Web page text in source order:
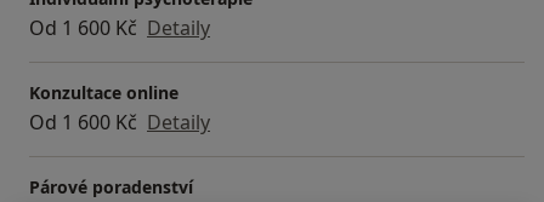
Od 1 600 Kč Detaily
Konzultace online
Od 1 600 Kč Detaily
Párové poradenství